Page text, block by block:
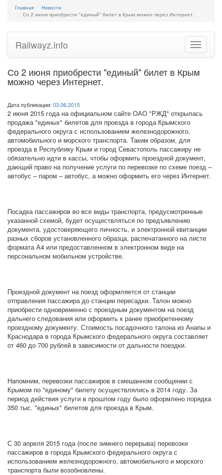
Главная
Новости
Со 2 июня приобрести "единый" билет в Крым можно через Интернет.
Toggle
Railwayz.info
Со 2 июня приобрести "единый" билет в Крым
можно через Интернет.
Дата публикации: 03.06.2015
2 июня 2015 года на официальном сайте ОАО "РЖД" открылась
продажа "единых" билетов для проезда в города Крымского
федерального округа с использованием железнодорожного,
автомобильного и морского транспорта. Таким образом, для
проезда в Республику Крым и город Севастополь пассажиру не
обязательно идти в кассы, чтобы оформить проездной документ,
дающий право на получение услуги по перевозке по схеме поезд –
автобус – паром – автобус, а можно оформить его через Интернет.
Посадка пассажиров во все виды транспорта, предусмотренные
указанной схемой, будет осуществляться по предъявлению
документа, удостоверяющего личность, и электронной квитанции
разных сборов установленного образца, распечатанного на листе
формата А4 или предоставленном в электронном виде на
персональном мобильном устройстве.
Проездной документ на поезд оформляется от станции
отправления пассажира до станции пересадки. Талон можно
приобрести одновременно с проездным документом на поезд
дальнего следования или оформить к ранее приобретенному
проездному документу. Стоимость посадочного талона из Анапы и
Краснодара в города Крымского федерального округа составляет
от 460 до 700 рублей в зависимости от дальности поездки.
Напомним, перевозки пассажиров в смешанном сообщении с
Крымом по "единому" билету осуществлялись в 2014 году. За
период действия услуги в прошлом году было оформлено порядка
350 тыс. "единых" билетов для проезда в Крым.
С 30 апреля 2015 года (после зимнего перерыва) перевозки
пассажиров в города Крымского федерального округа с
использованием железнодорожного, автомобильного и морского
транспорта были возобновлены.